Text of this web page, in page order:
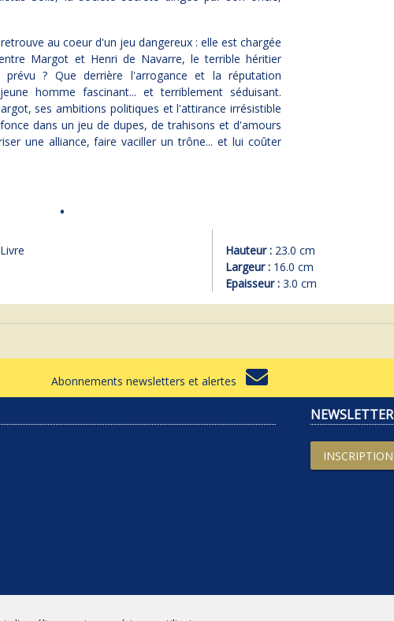
au coeur d'un jeu dangereux : elle est chargée
Margot et Henri de Navarre, le terrible héritier
? Que derrière l'arrogance et la réputation
homme fascinant... et terriblement séduisant.
ses ambitions politiques et l'attirance irrésistible
dans un jeu de dupes, de trahisons et d'amours
une alliance, faire vaciller un trône... et lui coûter
Livre
Hauteur : 23.0 cm
Largeur : 16.0 cm
Epaisseur : 3.0 cm
Abonnements newsletters et alertes
NEWSLETTER
INSCRIPTION